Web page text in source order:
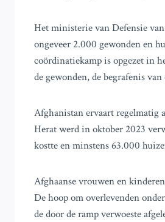
Het ministerie van Defensie
ongeveer 2.000 gewonden en
coördinatiekamp is opgezet in
de gewonden, de begrafenis
Afghanistan ervaart regelmatig
Herat werd in oktober 2023
kostte en minstens 63.000
Afghaanse vrouwen en
De hoop om overlevenden
de door de ramp verwoeste